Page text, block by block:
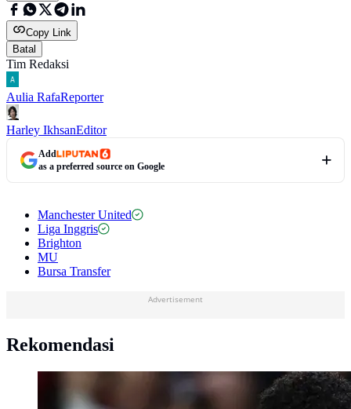
Copy Link
Batal
Tim Redaksi
Aulia RafaReporter
Harley IkhsanEditor
Add
as a preferred source on Google
Manchester United
Liga Inggris
Brighton
MU
Bursa Transfer
Advertisement
Rekomendasi